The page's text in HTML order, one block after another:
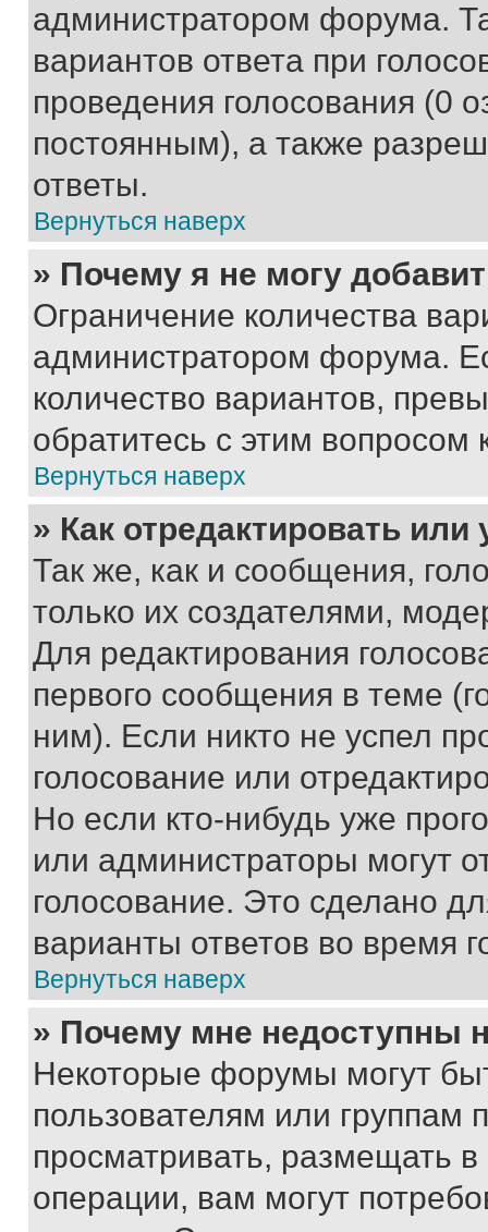
администратором форума.
вариантов ответа при
проведения голосования (0
постоянным), а также
ответы.
Вернуться наверх
» Почему я не могу
Ограничение количества
администратором форума.
количество вариантов,
обратитесь с этим вопросом
Вернуться наверх
» Как отредактировать
Так же, как и сообщения,
только их создателями,
Для редактирования
первого сообщения в теме
ним). Если никто не успел
голосование или
Но если кто-нибудь уже
или администраторы могут
голосование. Это сделано
варианты ответов во время
Вернуться наверх
» Почему мне недоступны
Некоторые форумы могут
пользователям или группам
просматривать, размещать
операции, вам могут